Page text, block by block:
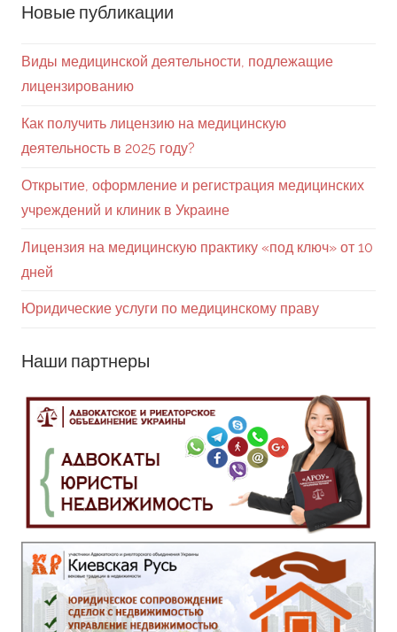
Новые публикации
Виды медицинской деятельности, подлежащие
лицензированию
Как получить лицензию на медицинскую
деятельность в 2025 году?
Открытие, оформление и регистрация медицинских
учреждений и клиник в Украине
Лицензия на медицинскую практику «под ключ» от 10
дней
Юридические услуги по медицинскому праву
Наши партнеры